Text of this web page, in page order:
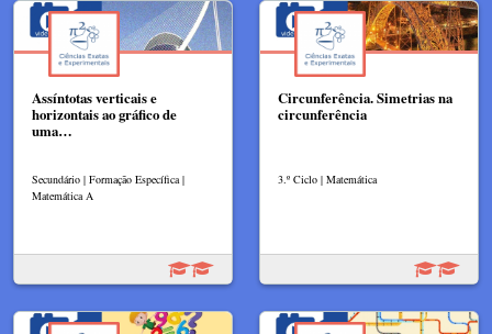
Assíntotas verticais e
horizontais ao gráfico de
uma…
Secundário | Formação Específica |
Matemática A
Circunferência. Simetrias na
circunferência
3.º Ciclo | Matemática